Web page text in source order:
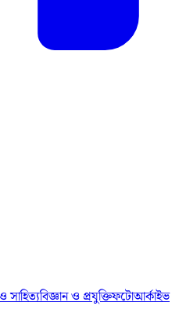
সাহিত্যবিজ্ঞান ও প্রযুক্তিফটোআর্কাইভ